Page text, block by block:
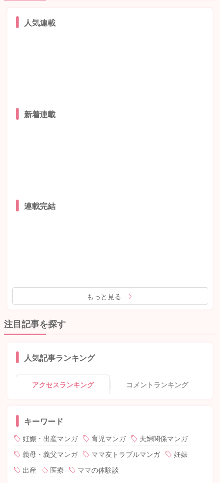
人気連載
新着連載
連載完結
もっと見る
注目記事を探す
人気記事ランキング
アクセスランキング コメントランキング
キーワード
妊娠・出産マンガ 育児マンガ
夫婦関係マンガ
義母・義父マンガ
ママ友トラブルマンガ
妊娠
出産
医療 ママの体験談